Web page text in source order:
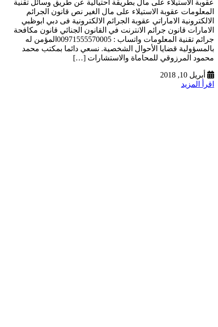
عقوبة الاستيلاء على مال بطريقة احتيالية عن طريق وسائل تقنية
المعلومات عقوبة الاستيلاء على مال الغير نص قانون الجرائم
الالكترونية الاماراتي عقوبة الجرائم الالكترونية فى دبي ابوظبي
الامارات قانون جرائم الانترنت في القانون الجنائي قانون مكافحة
جرائم تقنية المعلومات واتساب : 00971555570005المؤمن له
بالمسؤولية قضايا الأحوال الشخصية. نسعي دائما بمكتب محمد
محمود المرزوقي للمحاماة والاستشارات […]
أبريل 10, 2018
اقرأ المزيد